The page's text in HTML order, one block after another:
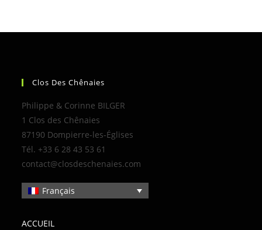
Clos Des Chênaies
Philippe & Corinne BILGER
1 Clos des Chênaies
87190 Dompierre-les-Églises
Tél. +33 6 28 43 53 61
contact@closdeschenaies.com
Français
ACCUEIL